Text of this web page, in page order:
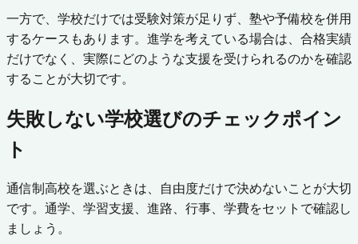
一方で、学校だけでは受験対策が足りず、塾や予備校を併用
するケースもあります。進学を考えている場合は、合格実績
だけでなく、実際にどのような支援を受けられるのかを確認
することが大切です。
失敗しない学校選びのチェックポイン
ト
通信制高校を選ぶときは、自由度だけで決めないことが大切
です。通学、学習支援、進路、行事、学費をセットで確認し
ましょう。